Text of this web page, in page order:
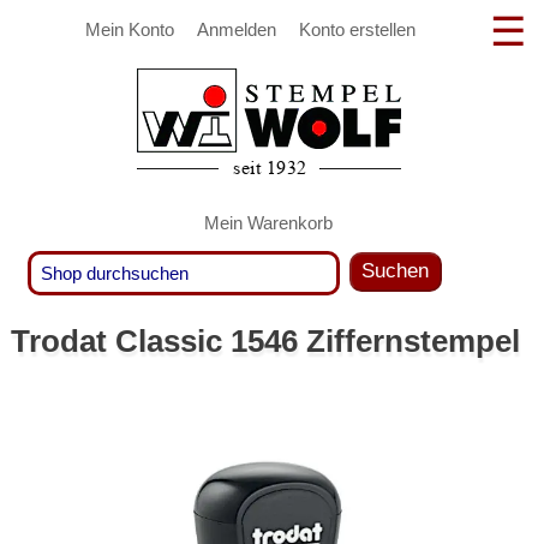
Mein Konto Anmelden Konto erstellen
Mein Warenkorb
Suchen
Trodat Classic 1546 Ziffernstempel